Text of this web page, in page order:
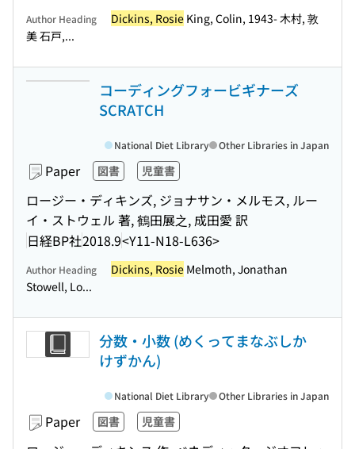
Author Heading Dickins, Rosie King, Colin, 1943- 木村, 敦
美 石戸,...
コーディングフォービギナーズ
SCRATCH
Paper 図書 児童書
ロージー・ディキンズ, ジョナサン・メルモス, ルー
イ・ストウェル 著, 鶴田展之, 成田愛 訳
日経BP社2018.9<Y11-N18-L636>
National Diet Library Other Libraries in Japan
Author Heading Dickins, Rosie Melmoth, Jonathan
Stowell, Lo...
分数・小数 (めくってまなぶしか
けずかん)
Paper 図書 児童書
National Diet Library Other Libraries in Japan